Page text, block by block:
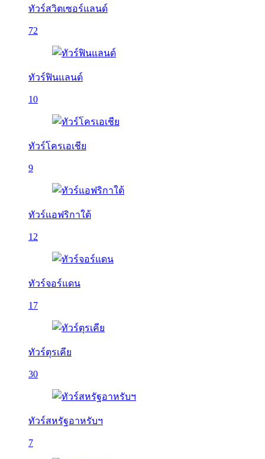
ทัวร์สวิตเซอร์แลนด์
72
ทัวร์ฟินแลนด์
10
ทัวร์โครเอเชีย
9
ทัวร์แอฟริกาใต้
12
ทัวร์จอร์แดน
17
ทัวร์ตุรเคีย
30
ทัวร์สหรัฐอาหรับฯ
7